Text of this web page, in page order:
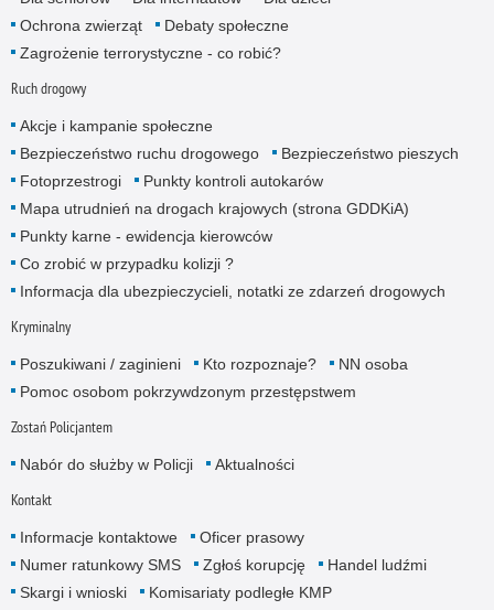
Ochrona zwierząt
Debaty społeczne
Zagrożenie terrorystyczne - co robić?
Ruch drogowy
Akcje i kampanie społeczne
Bezpieczeństwo ruchu drogowego
Bezpieczeństwo pieszych
Fotoprzestrogi
Punkty kontroli autokarów
Mapa utrudnień na drogach krajowych (strona GDDKiA)
Punkty karne - ewidencja kierowców
Co zrobić w przypadku kolizji ?
Informacja dla ubezpieczycieli, notatki ze zdarzeń drogowych
Kryminalny
Poszukiwani / zaginieni Kto rozpoznaje?
NN osoba
Pomoc osobom pokrzywdzonym przestępstwem
Zostań Policjantem
Nabór do służby w Policji Aktualności
Kontakt
Informacje kontaktowe
Oficer prasowy
Numer ratunkowy SMS
Zgłoś korupcję
Handel ludźmi
Skargi i wnioski
Komisariaty podległe KMP